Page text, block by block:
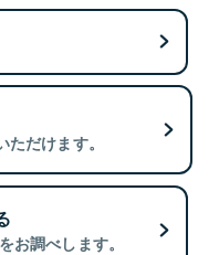
だけます。
お調べします。